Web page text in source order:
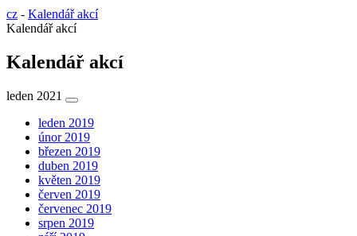
cz - Kalendář akcí
Kalendář akcí
Kalendář akcí
leden 2021
leden 2019
únor 2019
březen 2019
duben 2019
květen 2019
červen 2019
červenec 2019
srpen 2019